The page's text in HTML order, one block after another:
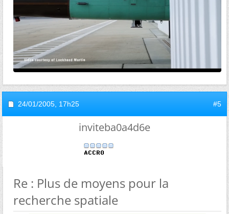
24/01/2005, 17h25 #5
inviteba0a4d6e
Re : Plus de moyens pour la
recherche spatiale